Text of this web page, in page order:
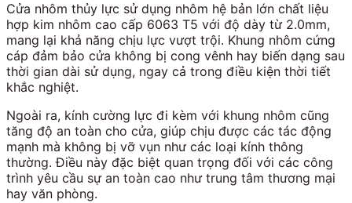
Cửa nhôm thủy lực sử dụng nhôm hệ bản lớn chất liệu
hợp kim nhôm cao cấp 6063 T5 với độ dày từ 2.0mm,
mang lại khả năng chịu lực vượt trội. Khung nhôm cứng
cáp đảm bảo cửa không bị cong vênh hay biến dạng sau
thời gian dài sử dụng, ngay cả trong điều kiện thời tiết
khắc nghiệt.
Ngoài ra, kính cường lực đi kèm với khung nhôm cũng
tăng độ an toàn cho cửa, giúp chịu được các tác động
mạnh mà không bị vỡ vụn như các loại kính thông
thường. Điều này đặc biệt quan trọng đối với các công
trình yêu cầu sự an toàn cao như trung tâm thương mại
hay văn phòng.